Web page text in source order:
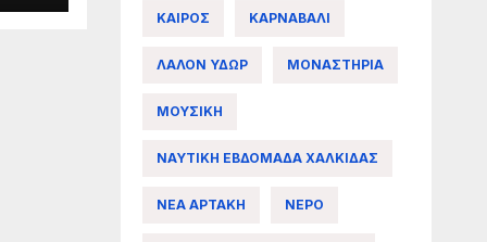
ΚΑΙΡΟΣ ΚΑΡΝΑΒΑΛΙ
ΛΑΛΟΝ ΥΔΩΡ ΜΟΝΑΣΤΗΡΙΑ
ΜΟΥΣΙΚΗ
ΝΑΥΤΙΚΗ ΕΒΔΟΜΑΔΑ ΧΑΛΚΙΔΑΣ
ΝΕΑ ΑΡΤΑΚΗ ΝΕΡΟ